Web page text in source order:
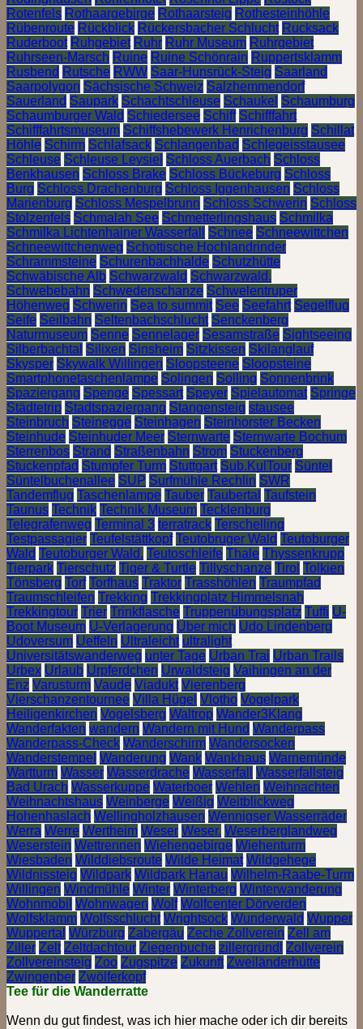
Rotenfels Rothaargebirge Rothaarsteig Rothesteinhöhle
Rübenroute Rückblick Rückersbacher Schlucht Rucksack
Ruderboot Ruhgebiet Ruhr Ruhr Museum Ruhrgebiet
Ruhrseen-Marsch Ruine Ruine Schönrain Ruppertsklamm
Rusbend Rutsche RWW Saar-Hunsrück-Steig Saarland
Saarpolygon Sächsische Schweiz Salzhemmendorf
Sauerland Saupark Schachtschleuse Schaukel Schaumburg
Schaumburger Wald Schiedersee Schiff Schifffahrt
Schifffahrtsmuseum Schiffshebewerk Henrichenburg Schillat
Höhle Schirm Schlafsack Schlangenbad Schlegeisstausee
Schleuse Schleuse Leysiel Schloss Auerbach Schloss
Benkhausen Schloss Brake Schloss Bückeburg Schloss
Burg Schloss Drachenburg Schloss Iggenhausen Schloss
Marienburg Schloss Mespelbrunn Schloss Schwerin Schloss
Stolzenfels Schmalah See Schmetterlingshaus Schmilka
Schmilka Lichtenhainer Wasserfall
Schnee Schneewittchen
Schneewittchenweg Schottische Hochlandrinder
Schrammsteine Schurenbachhalde Schutzhütte
Schwäbische Alb Schwarzwald Schwarzwald.
Schwebebahn Schwedenschanze Schwelentruper
Höhenweg Schwerin Sea to summit See Seefahrt Segelflug
Seife Seilbahn Seltenbachschlucht Senckenberg
Naturmuseum Senne Sennelager Sesamstraße Sightseeing
Silberbachtal Silixen Sinsheim Sitzkissen Skilanglauf
Skysper Skywalk Willingen Sloopsteene Sloopsteine
Smartphonetaschenlampe Solingen Solling Sonnenbrink
Spaziergang Spenge Spessart Speyer Spielautomat Springe
Städtetrip Stadtspaziergang Stangensteig stausee
Steinbruch Steinegge Steinhagen Steinhorster Becken
Steinhude Steinhuder Meer Sternwarte Sternwarte Bochum
Sterrenbos Strand Straßenbahn Strom Stuckenberg
Stuckenpfad Stumpfer Turm Stuttgart Sub.KulTour Süntel
Süntelbuchenallee SUP Surfmühle Rechlin SWR
Tandemflug Taschenlampe Tauber Taubertal Taufstein
Taunus Technik Technik Museum Tecklenburg
Telegrafenweg Terminal 3 terratrack Terschelling
Testpassagier Teufelstättkopf Teutobruger Wald Teutoburger
Wald Teutoburger Wald. Teutoschleife Thale Thyssenkrupp
Tierpark Tierschutz Tiger & Turtle Tillyschanze Tirol Tolkien
Tönsberg Torf Torfhaus Traktor Trasshöhlen Traumpfad
Traumschleifen Trekking Trekkingplatz Himmelsnah
Trekkingtour Trier Trinkflasche Truppenübungsplatz Tuffi U-
Boot Museum U-Verlagerung Über mich Udo Lindenberg
Udoversum Ueffeln Ultraleicht ultralight
Universitätswanderweg unter Tage Urban Trai Urban Trails
Urbex Urlaub Urpferdchen Urwaldsteig Vaihingen an der
Enz Varusturm Vaude Viadukt Vierenberg
Vierschanzentournee Villa Hügel Vlotho Vogelpark
Heiligenkirchen Vogelsberg Waltrop Wander3Klang
Wanderfakten wandern Wandern mit Hund Wanderpass
Wanderpass-Check Wanderschirm Wandersocken
Wanderstempel Wanderung Wank Wankhaus Warnemünde
Wartturm Wasser Wasserdrache Wasserfall
Wasserfallsteig
Bad Urach Wasserkuppe Waterboer Wehlen Weihnachten
Weihnachtshaus Weinberge Weißig Weitblickweg
Hohenhaslach Wellingholzhausen Wennigser Wasserräder
Werra Werre Wertheim Weser Weser. Weserberglandweg
Weserstein Wettrennen Wiehengebirge Wiehenturm
Wiesbaden Wilddiebsroute Wilde Heimat Wildgehege
Wildnissteig Wildpark Wildpark Hanau Wilhelm-Raabe-Turm
Willingen Windmühle Winter Winterberg Winterwanderung
Wohnmobil Wohnwagen Wolf Wolfcenter Dörverden
Wolfsklamm Wolfsschlucht Wrightsock Wunderwald Wupper
Wuppertal Würzburg Zabergäu Zeche Zollverein Zell am
Ziller Zelt Zeltdachtour Ziegenbuche zillergründl Zollverein
Zollvereinsteig Zoo Zugspitze Zukunft Zweiländerhütte
Zwingenber Zwölferkopf
Tee für die Wanderratte
Wenn du gut findest, was ich hier mache oder ich dir bereits